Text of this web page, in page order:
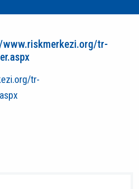
www.riskmerkezi.org/tr-
tr-